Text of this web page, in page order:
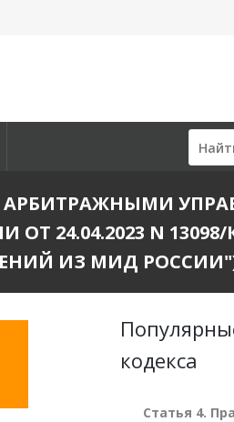
АРБИТРАЖНЫМИ
24.04.2023 N
ИЗ МИД
кодекса
Статья 4.